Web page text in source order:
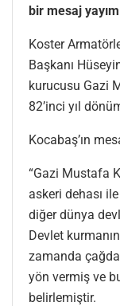
bir mesaj
Koster
Başkanı
kurucusu Gazi
82’inci yıl
Kocabaş’ın
“Gazi Mustafa
askeri dehası
diğer dünya
Devlet
zamanda
yön vermiş ve
belirlemiştir.